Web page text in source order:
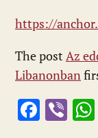
https://
The post Az
Libanonban
F Vi